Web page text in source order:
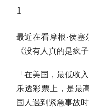
1
最近在看摩根·侯塞
《没有人真的是疯
「在美国，最低收
乐透彩票上，是最
国人遇到紧急事故